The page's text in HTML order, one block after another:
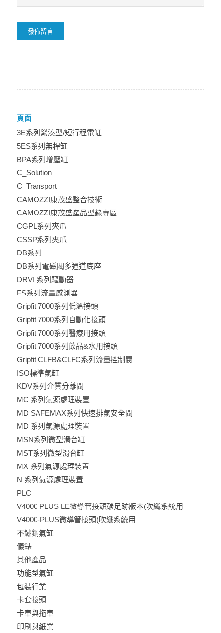
頁面
3E系列緊湊型/短行程電缸
5ES系列無桿缸
BPA系列增壓缸
C_Solution
C_Transport
CAMOZZI康茂盛整合技術
CAMOZZI康茂盛產品型錄專區
CGPL系列夾爪
CSSP系列夾爪
DB系列
DB系列電磁閥多通道底座
DRVI 系列驅動器
FS系列流量感測器
Gripfit 7000系列低溫接頭
Gripfit 7000系列自動化接頭
Gripfit 7000系列醫療用接頭
Gripfit 7000系列飲品&水用接頭
Gripfit CLFB&CLFC系列流量控制閥
ISO標準氣缸
KDV系列介質分離閥
MC 系列氣源處理裝置
MD SAFEMAX系列快速排氣安全閥
MD 系列氣源處理裝置
MSN系列微型滑台缸
MST系列微型滑台缸
MX 系列氣源處理裝置
N 系列氣源處理裝置
PLC
V4000 PLUS LE微導管接頭碳足跡版本(吹纖系統用
V4000-PLUS微導管接頭(吹纖系統用
不鏽鋼氣缸
儀錶
其他產品
功能型氣缸
包裝行業
卡套接頭
卡車與拖車
印刷與紙業